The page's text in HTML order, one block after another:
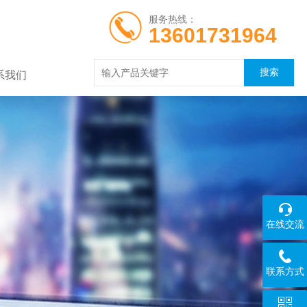
服务热线：
13601731964
我们
在线交流
联系方式